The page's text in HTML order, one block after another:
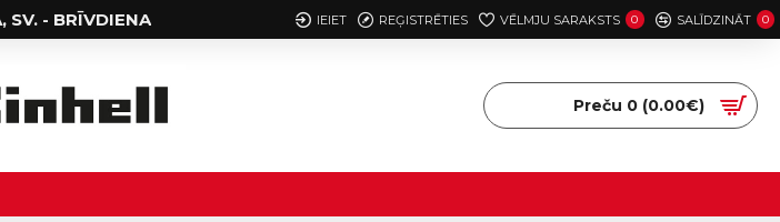
SV. - BRĪVDIENA IEIET REĢISTRĒTIES VĒLMJU SARAKSTS 0 SALĪDZINĀT 0
Preču 0 (0.00€)